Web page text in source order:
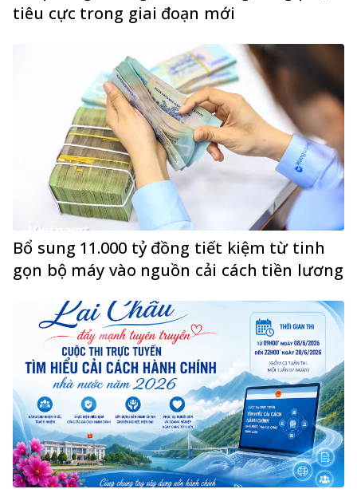
tiêu cực trong giai đoạn mới
Bổ sung 11.000 tỷ đồng tiết kiệm từ tinh
gọn bộ máy vào nguồn cải cách tiền lương